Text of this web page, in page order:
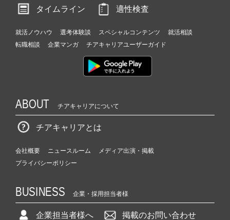
タイムライン
適性検査
就活ノウハウ 選考体験談 スペシャルコンテンツ
就活相談
転職相談
企業マンガ チアキャリアユーザーガイド
ABOUT チアキャリアについて
チアキャリアとは
会社概要 ニュースルーム
メディア出演・掲載
プライバシーポリシー
BUSINESS 企業・採用担当者様
企業担当者様へ 掲載のお問い合わせ